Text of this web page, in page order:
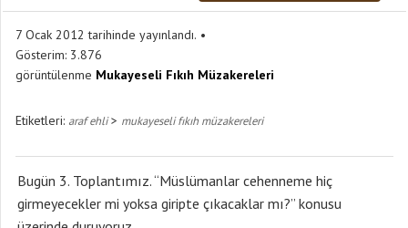
7 Ocak 2012 tarihinde yayınlandı.
Gösterim: 3.876
görüntülenme Mukayeseli Fıkıh Müzakereleri
Etiketleri: araf ehli> mukayeseli fıkıh müzakereleri
Bugün 3. Toplantımız. “Müslümanlar cehenneme hiç
girmeyecekler mi yoksa giripte çıkacaklar mı?” konusu